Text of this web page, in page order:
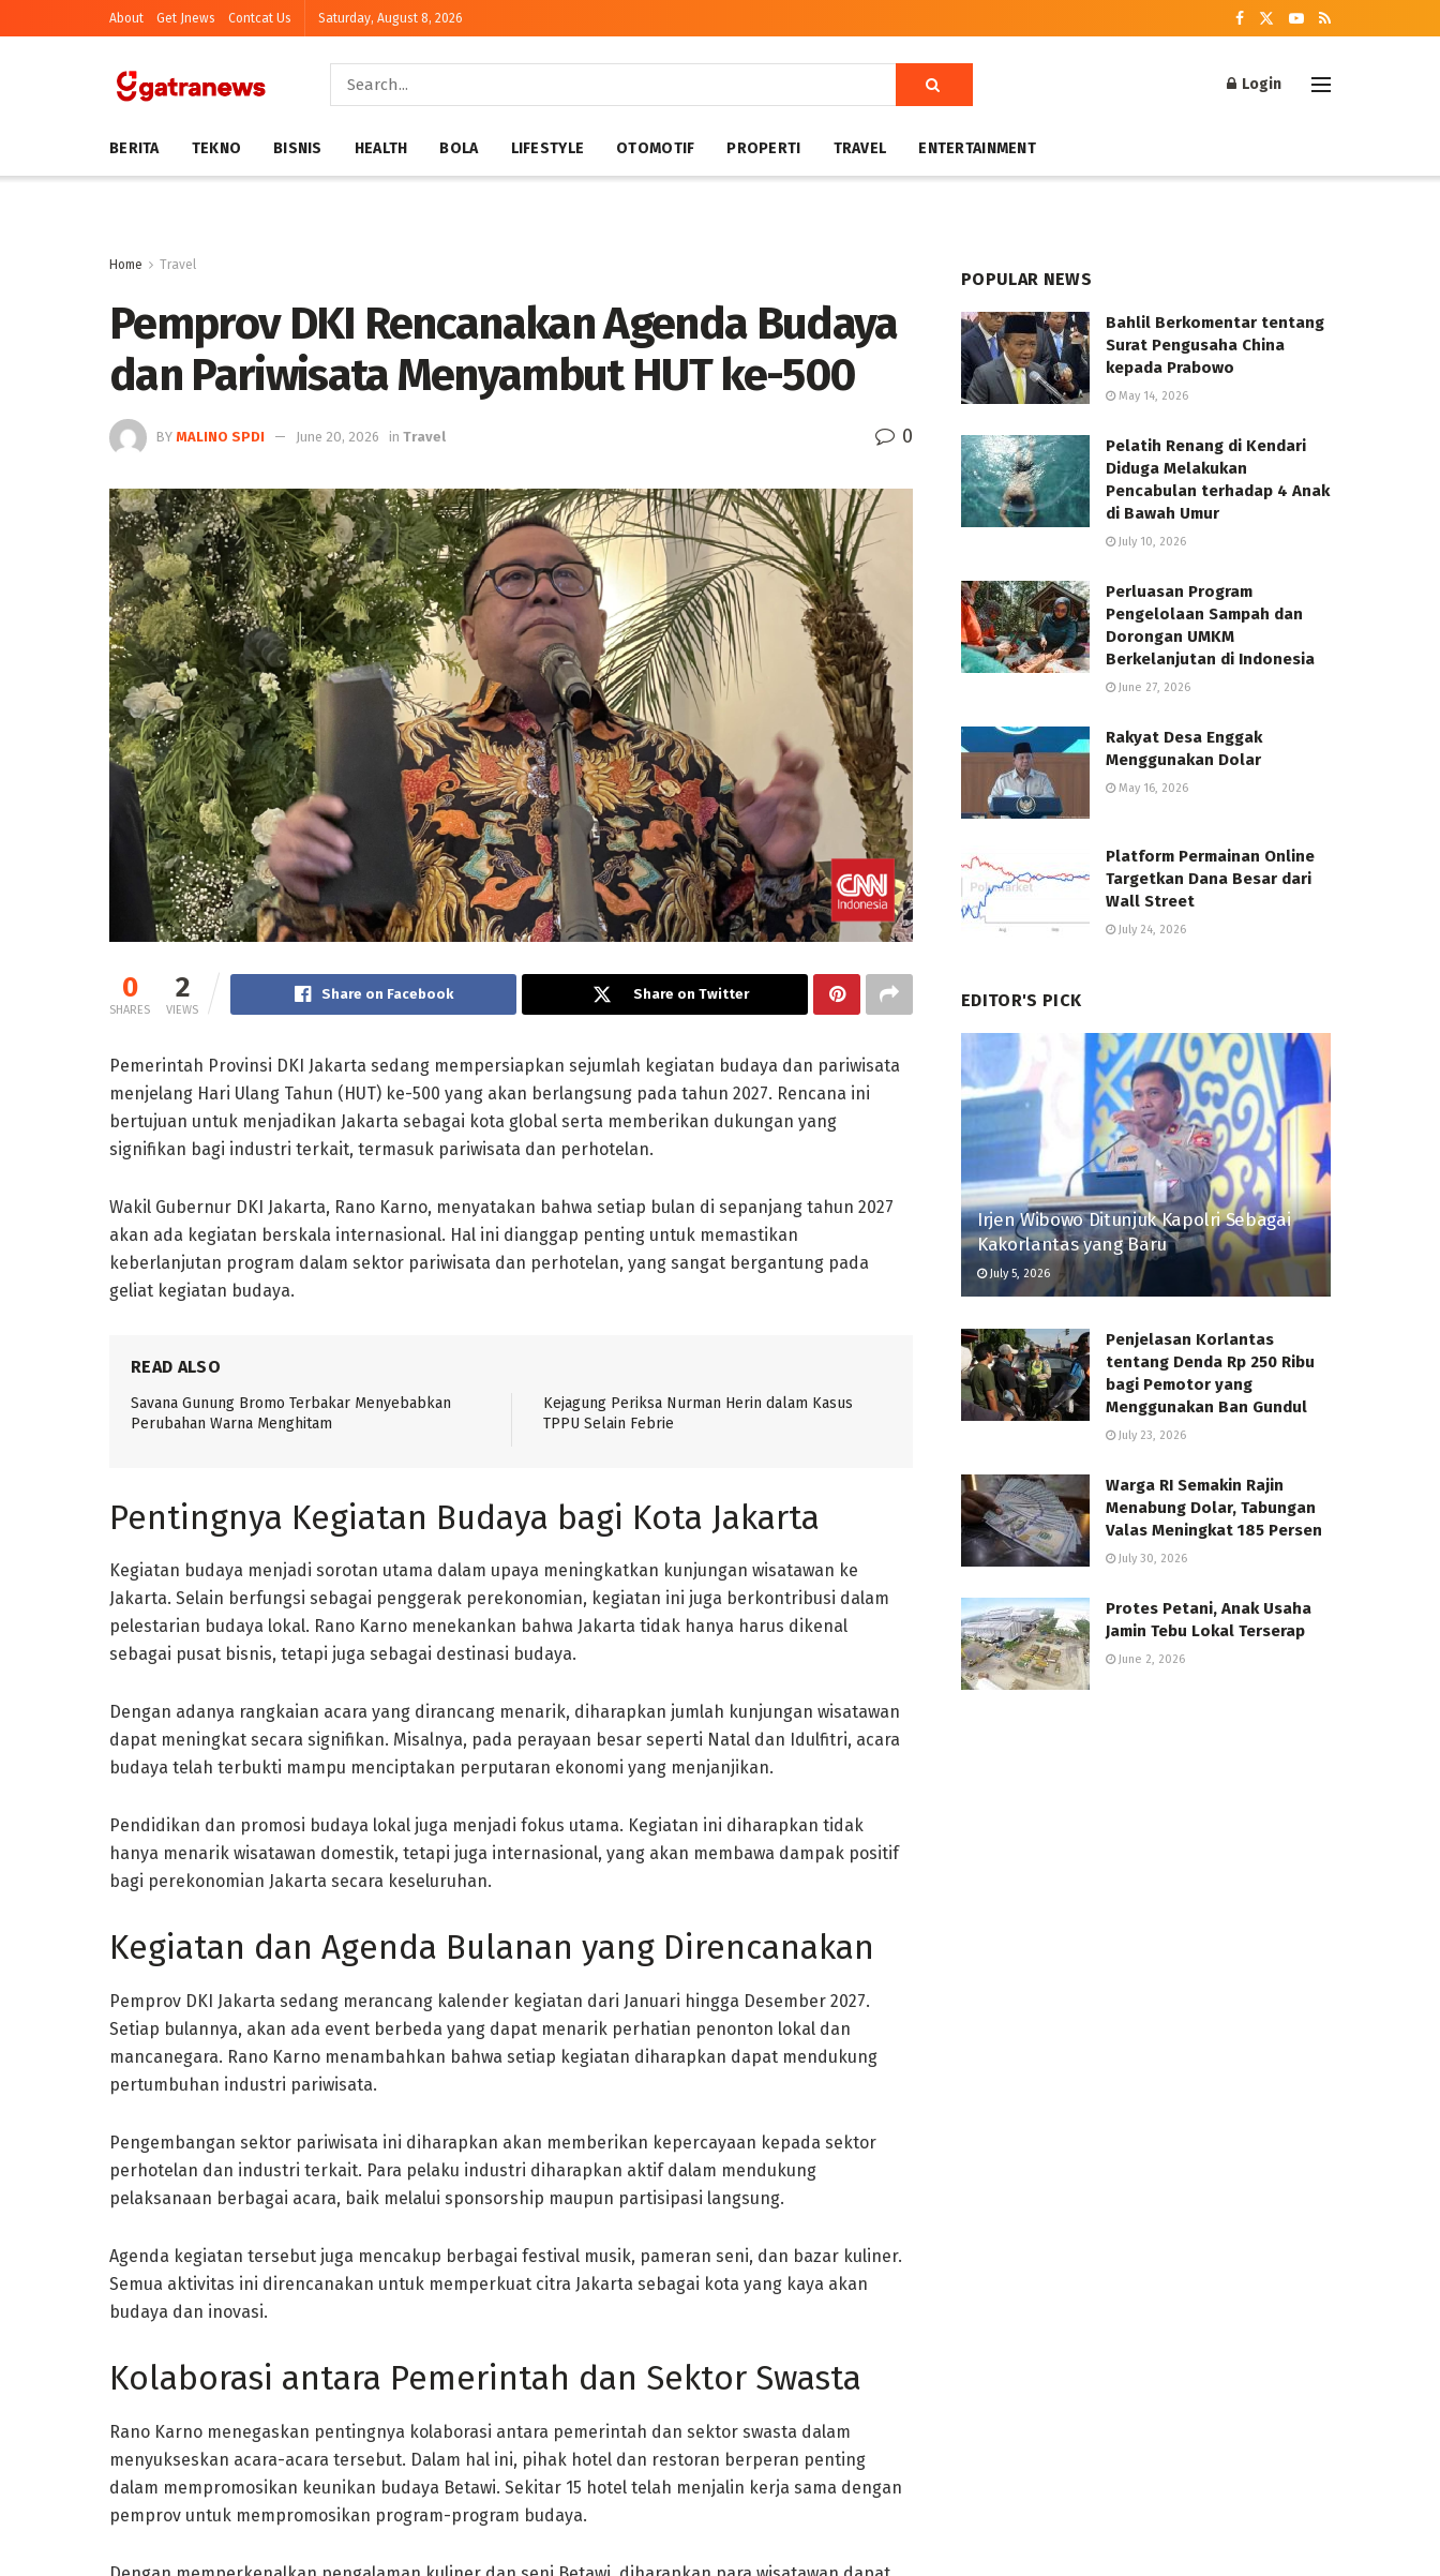
About Get Jnews Contcat Us Saturday, August 8, 2026
Login
BERITA TEKNO BISNIS HEALTH BOLA LIFESTYLE OTOMOTIF PROPERTI TRAVEL ENTERTAINMENT
Home Travel
Pemprov DKI Rencanakan Agenda Budaya
dan Pariwisata Menyambut HUT ke-500
BY MALINO SPDI June 20, 2026 in Travel 0
0
SHARES
2
VIEWS
Share on Facebook Share on Twitter
Pemerintah Provinsi DKI Jakarta sedang mempersiapkan sejumlah kegiatan budaya dan pariwisata
menjelang Hari Ulang Tahun (HUT) ke-500 yang akan berlangsung pada tahun 2027. Rencana ini
bertujuan untuk menjadikan Jakarta sebagai kota global serta memberikan dukungan yang
signifikan bagi industri terkait, termasuk pariwisata dan perhotelan.
Wakil Gubernur DKI Jakarta, Rano Karno, menyatakan bahwa setiap bulan di sepanjang tahun 2027
akan ada kegiatan berskala internasional. Hal ini dianggap penting untuk memastikan
keberlanjutan program dalam sektor pariwisata dan perhotelan, yang sangat bergantung pada
geliat kegiatan budaya.
READ ALSO
Savana Gunung Bromo Terbakar Menyebabkan
Perubahan Warna Menghitam
Kejagung Periksa Nurman Herin dalam Kasus
TPPU Selain Febrie
Pentingnya Kegiatan Budaya bagi Kota Jakarta
Kegiatan budaya menjadi sorotan utama dalam upaya meningkatkan kunjungan wisatawan ke
Jakarta. Selain berfungsi sebagai penggerak perekonomian, kegiatan ini juga berkontribusi dalam
pelestarian budaya lokal. Rano Karno menekankan bahwa Jakarta tidak hanya harus dikenal
sebagai pusat bisnis, tetapi juga sebagai destinasi budaya.
Dengan adanya rangkaian acara yang dirancang menarik, diharapkan jumlah kunjungan wisatawan
dapat meningkat secara signifikan. Misalnya, pada perayaan besar seperti Natal dan Idulfitri, acara
budaya telah terbukti mampu menciptakan perputaran ekonomi yang menjanjikan.
Pendidikan dan promosi budaya lokal juga menjadi fokus utama. Kegiatan ini diharapkan tidak
hanya menarik wisatawan domestik, tetapi juga internasional, yang akan membawa dampak positif
bagi perekonomian Jakarta secara keseluruhan.
Kegiatan dan Agenda Bulanan yang Direncanakan
Pemprov DKI Jakarta sedang merancang kalender kegiatan dari Januari hingga Desember 2027.
Setiap bulannya, akan ada event berbeda yang dapat menarik perhatian penonton lokal dan
mancanegara. Rano Karno menambahkan bahwa setiap kegiatan diharapkan dapat mendukung
pertumbuhan industri pariwisata.
Pengembangan sektor pariwisata ini diharapkan akan memberikan kepercayaan kepada sektor
perhotelan dan industri terkait. Para pelaku industri diharapkan aktif dalam mendukung
pelaksanaan berbagai acara, baik melalui sponsorship maupun partisipasi langsung.
Agenda kegiatan tersebut juga mencakup berbagai festival musik, pameran seni, dan bazar kuliner.
Semua aktivitas ini direncanakan untuk memperkuat citra Jakarta sebagai kota yang kaya akan
budaya dan inovasi.
Kolaborasi antara Pemerintah dan Sektor Swasta
Rano Karno menegaskan pentingnya kolaborasi antara pemerintah dan sektor swasta dalam
menyukseskan acara-acara tersebut. Dalam hal ini, pihak hotel dan restoran berperan penting
dalam mempromosikan keunikan budaya Betawi. Sekitar 15 hotel telah menjalin kerja sama dengan
pemprov untuk mempromosikan program-program budaya.
POPULAR NEWS
Bahlil Berkomentar tentang
Surat Pengusaha China
kepada Prabowo
May 14, 2026
Pelatih Renang di Kendari
Diduga Melakukan
Pencabulan terhadap 4 Anak
di Bawah Umur
July 10, 2026
Perluasan Program
Pengelolaan Sampah dan
Dorongan UMKM
Berkelanjutan di Indonesia
June 27, 2026
Rakyat Desa Enggak
Menggunakan Dolar
May 16, 2026
Platform Permainan Online
Targetkan Dana Besar dari
Wall Street
July 24, 2026
EDITOR'S PICK
Irjen Wibowo Ditunjuk Kapolri Sebagai
Kakorlantas yang Baru
July 5, 2026
Penjelasan Korlantas
tentang Denda Rp 250 Ribu
bagi Pemotor yang
Menggunakan Ban Gundul
July 23, 2026
Warga RI Semakin Rajin
Menabung Dolar, Tabungan
Valas Meningkat 185 Persen
July 30, 2026
Protes Petani, Anak Usaha
Jamin Tebu Lokal Terserap
June 2, 2026